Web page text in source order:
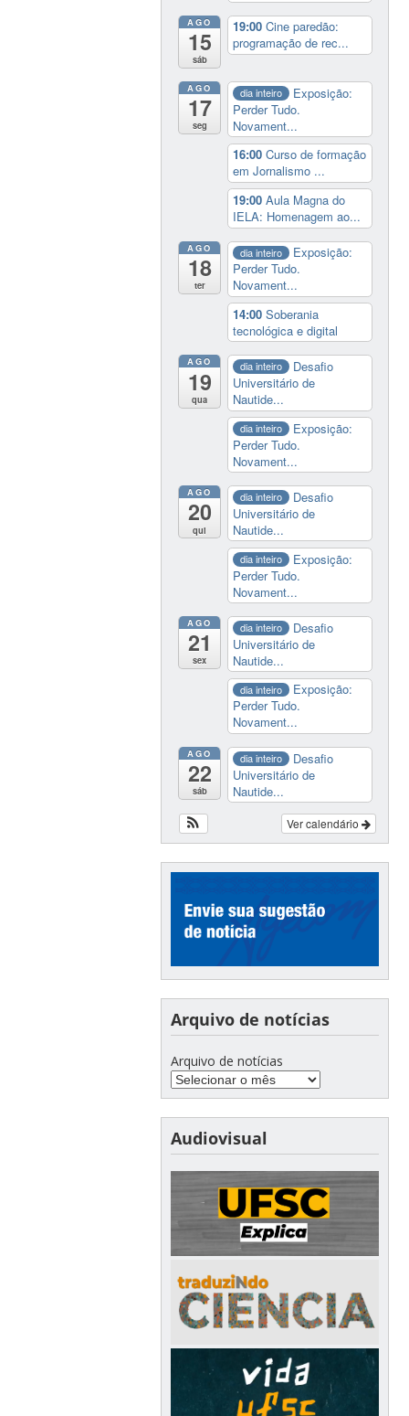
AGO
15
sáb
19:00Cine paredão:
programação de rec...
AGO
17
seg
dia inteiro
Exposição:
Perder Tudo.
Novament...
16:00Curso de formação
em Jornalismo ...
19:00Aula Magna do
IELA: Homenagem ao...
AGO
18
ter
dia inteiro
Exposição:
Perder Tudo.
Novament...
14:00Soberania
tecnológica e digital
AGO
19
qua
dia inteiro
Desafio
Universitário de
Nautide...
dia inteiro
Exposição:
Perder Tudo.
Novament...
AGO
20
qui
dia inteiro
Desafio
Universitário de
Nautide...
dia inteiro
Exposição:
Perder Tudo.
Novament...
AGO
21
sex
dia inteiro
Desafio
Universitário de
Nautide...
dia inteiro
Exposição:
Perder Tudo.
Novament...
AGO
22
sáb
dia inteiro
Desafio
Universitário de
Nautide...
Ver calendário
Arquivo de notícias
Arquivo de notícias
Audiovisual